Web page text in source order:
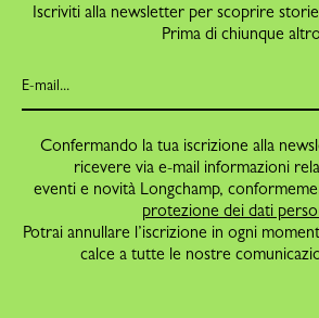
Iscriviti alla newsletter per scoprire
Prima di chiunque
Confermando la tua iscrizione alla
ricevere via e-mail informazioni
eventi e novità Longchamp,
protezione dei dati
Potrai annullare l’iscrizione in ogni
calce a tutte le nostre